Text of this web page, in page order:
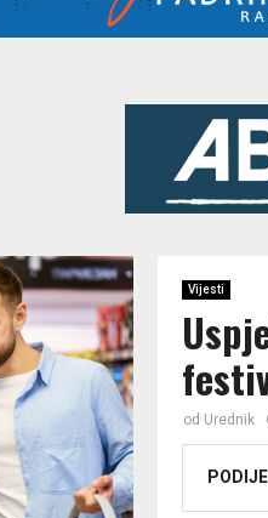
Vijesti
od Urednik